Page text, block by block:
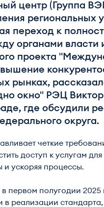
центр (Группа
региональных
переход к
органами власти
проекта
рынках,
окно" РЭЦ
где обсудили
округа.
четкие
доступ к услугам
и ускоряя процессы.
в первом полугодии
реализации